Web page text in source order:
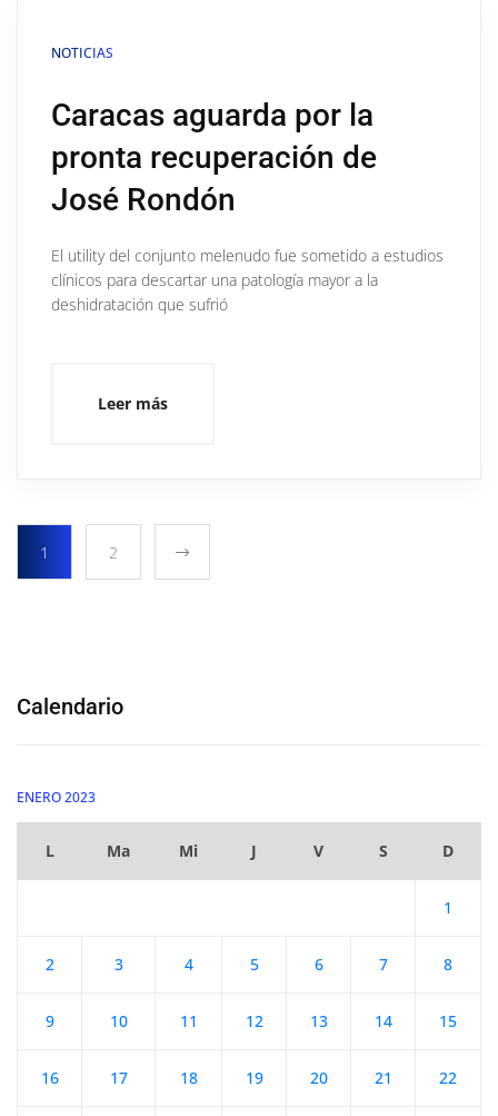
NOTICIAS
Caracas aguarda por la
pronta recuperación de
José Rondón
El utility del conjunto melenudo fue sometido a estudios
clínicos para descartar una patología mayor a la
deshidratación que sufrió
Leer más
1 2
Calendario
ENERO 2023
L Ma Mi J V S D
1
2 3 4 5 6 7 8
9 10 11 12 13 14 15
16 17 18 19 20 21 22